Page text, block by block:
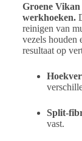
Groene
werkhoeken.
reinigen van
vezels houden
resultaat op
Split-
vast.